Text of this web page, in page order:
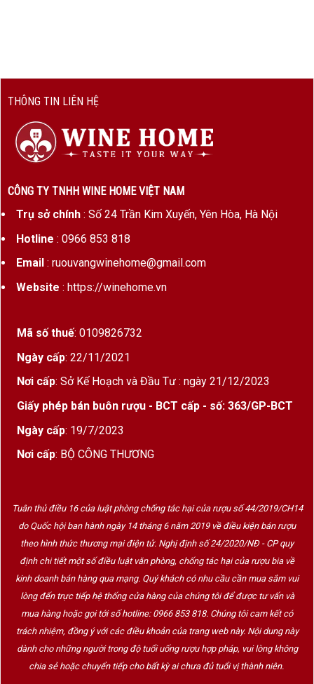
tích
Ủ gỗ sồi 12–18 tháng trong thùng sồi Pháp
Màu sắc Đỏ ruby sẫm, ánh tím
Hương vị
Mận chín, mâm xôi, vani, chocolate
Phong
rượu
Mạnh mẽ – Tròn trịa – Hậu vị kéo
thức
phút để rượu mở hương
Thương hiệu Feudi Salentini – Niềm tự hào
Taranto (Puglia), là một trong những nhà sản xuất
rượu vang hàng đầu miền Nam nước Ý.
Sản xuất vang từgiống nho bản địanhư
Primitivo, Negroamaro
Thiết kế chai ấn tượng, đậm bản sắc văn hóa Ý
Các dòng vang cao cấp nổi bật:125 Organic,
Lion King, Phoenix, S.Crucis và Golden
Cross
Golden Cross là một trong những dòng vang
flagship(chủ lực) của hãng, được sản xuất với số
THÔNG TIN LIÊN HỆ
CÔNG TY TNHH WINE HOME VIỆT NAM
Trụ sở chính: Số 24 Trần Kim Xuyến, Yên Hòa, Hà Nội
Hotline : 0966 853 818
Email : ruouvangwinehome@gmail.com
Website : https://winehome.vn
Mã số thuế: 0109826732
Ngày cấp: 22/11/2021
Nơi cấp: Sở Kế Hoạch và Đầu Tư : ngày 21/12/2023
Giấy phép bán buôn rượu - BCT cấp - số: 363/GP-BCT
Ngày cấp: 19/7/2023
Nơi cấp: BỘ CÔNG THƯƠNG
Tuân thủ điều 16 của luật phòng chống tác hại của rượu số 44/2019/CH14
do Quốc hội ban hành ngày 14 tháng 6 năm 2019 về điều kiện bán rượu
theo hình thức thương mại điện tử. Nghị định số 24/2020/NĐ - CP quy
định chi tiết một số điều luật văn phòng, chống tác hại của rượu bia về
kinh doanh bán hàng qua mạng. Quý khách có nhu cầu cần mua sắm vui
lòng đến trực tiếp hệ thống cửa hàng của chúng tôi để được tư vấn và
mua hàng hoặc gọi tới số hotline: 0966 853 818. Chúng tôi cam kết có
trách nhiệm, đồng ý với các điều khoản của trang web này. Nội dung này
dành cho những người trong độ tuổi uống rượu hợp pháp, vui lòng không
chia sẻ hoặc chuyển tiếp cho bất kỳ ai chưa đủ tuổi vị thành niên.